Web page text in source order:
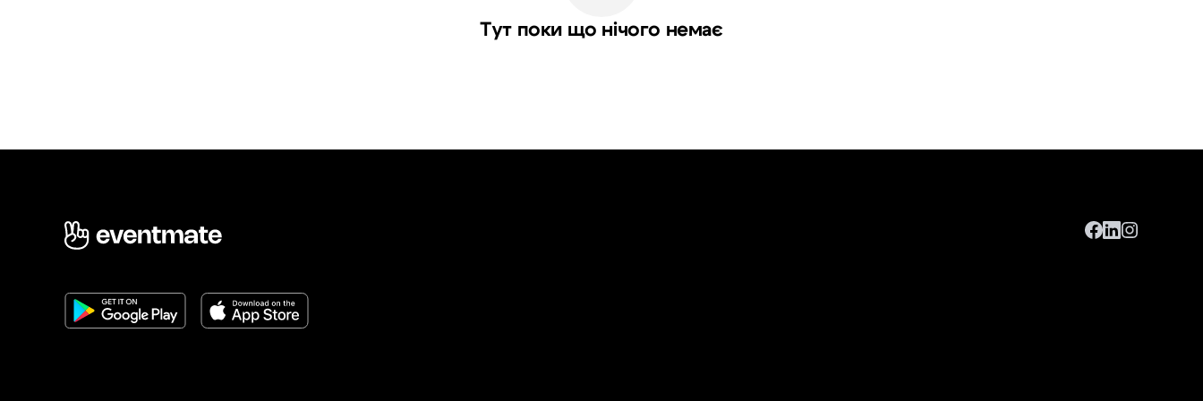
Тут поки що нічого немає